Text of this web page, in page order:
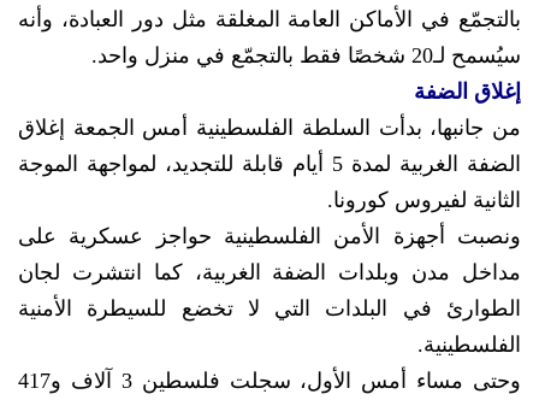
بالتجمّع في الأماكن العامة المغلقة مثل دور العبادة، وأنه
سيُسمح لـ20 شخصًا فقط بالتجمّع في منزل واحد.
إغلاق الضفة
من جانبها، بدأت السلطة الفلسطينية أمس الجمعة إغلاق
الضفة الغربية لمدة 5 أيام قابلة للتجديد، لمواجهة الموجة
الثانية لفيروس كورونا.
ونصبت أجهزة الأمن الفلسطينية حواجز عسكرية على
مداخل مدن وبلدات الضفة الغربية، كما انتشرت لجان
الطوارئ في البلدات التي لا تخضع للسيطرة الأمنية
الفلسطينية.
وحتى مساء أمس الأول، سجلت فلسطين 3 آلاف و417